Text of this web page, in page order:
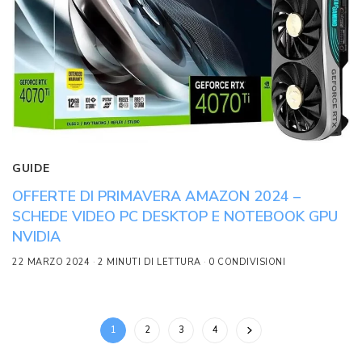
GUIDE
OFFERTE DI PRIMAVERA AMAZON 2024 –
SCHEDE VIDEO PC DESKTOP E NOTEBOOK GPU
NVIDIA
22 MARZO 2024 2 MINUTI DI LETTURA 0 CONDIVISIONI
1 2 3 4